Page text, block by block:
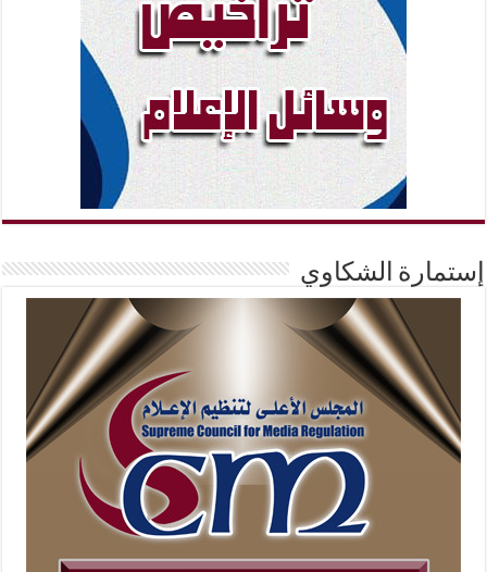
إستمارة الشكاوي